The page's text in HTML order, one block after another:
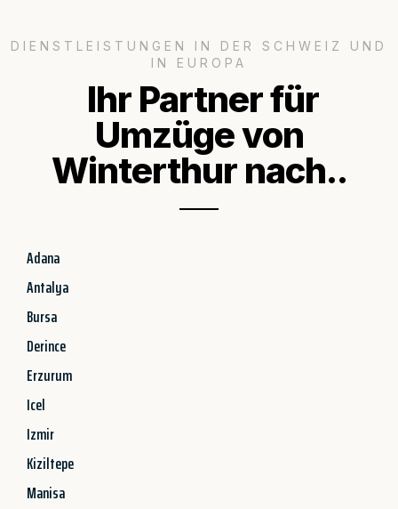
DIENSTLEISTUNGEN IN DER SCHWEIZ UND
IN EUROPA
Ihr Partner für
Umzüge von
Winterthur nach..
Adana
Antalya
Bursa
Derince
Erzurum
Icel
Izmir
Kiziltepe
Manisa